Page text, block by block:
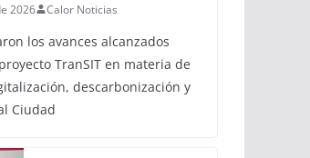
2026 Calor Noticias
los avances alcanzados
TranSIT en materia de
descarbonización y
Ciudad